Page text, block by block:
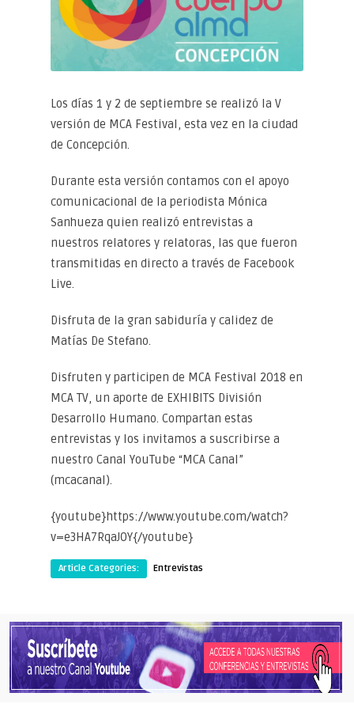
Los días 1 y 2 de septiembre se realizó la V
versión de MCA Festival, esta vez en la ciudad
de Concepción.
Durante esta versión contamos con el apoyo
comunicacional de la periodista Mónica
Sanhueza quien realizó entrevistas a
nuestros relatores y relatoras, las que fueron
transmitidas en directo a través de Facebook
Live.
Disfruta de la gran sabiduría y calidez de
Matías De Stefano.
Disfruten y participen de MCA Festival 2018 en
MCA TV, un aporte de EXHIBITS División
Desarrollo Humano. Compartan estas
entrevistas y los invitamos a suscribirse a
nuestro Canal YouTube “MCA Canal”
(mcacanal).
{youtube}https://www.youtube.com/watch?
v=e3HA7RqaJ0Y{/youtube}
Article Categories: Entrevistas